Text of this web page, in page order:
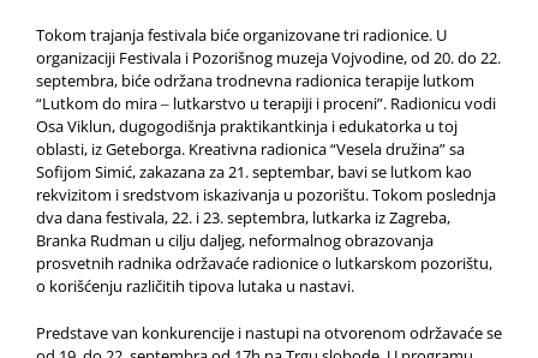
Tokom trajanja festivala biće organizovane tri radionice. U
organizaciji Festivala i Pozorišnog muzeja Vojvodine, od 20. do 22.
septembra, biće održana trodnevna radionica terapije lutkom
“Lutkom do mira ‒ lutkarstvo u terapiji i proceni”. Radionicu vodi
Osa Viklun, dugogodišnja praktikantkinja i edukatorka u toj
oblasti, iz Geteborga. Kreativna radionica “Vesela družina” sa
Sofijom Simić, zakazana za 21. septembar, bavi se lutkom kao
rekvizitom i sredstvom iskazivanja u pozorištu. Tokom poslednja
dva dana festivala, 22. i 23. septembra, lutkarka iz Zagreba,
Branka Rudman u cilju daljeg, neformalnog obrazovanja
prosvetnih radnika održavaće radionice o lutkarskom pozorištu,
o korišćenju različitih tipova lutaka u nastavi.
Predstave van konkurencije i nastupi na otvorenom održavaće se